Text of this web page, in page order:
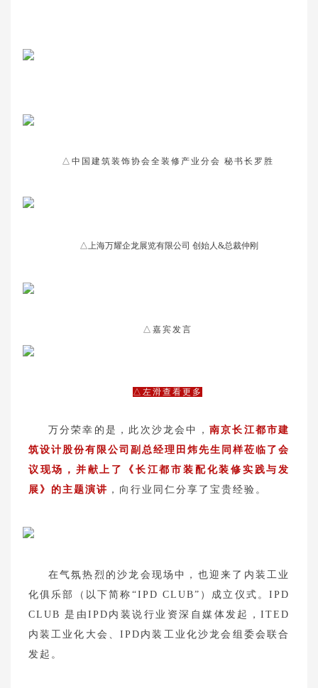
△中国建筑装饰协会全装修产业分会 秘书长罗胜
△上海万耀企龙展览有限公司 创始人&总裁仲刚
△嘉宾发言
△左滑查看更多
万分荣幸的是，此次沙龙会中， 南京长江都市建
筑设计股份有限公司副总经理田炜先生同样莅临了会
议现场，并献上了《长江都市装配化装修实践与发
展》的主题演讲 ，向行业同仁分享了宝贵经验。
在气氛热烈的沙龙会现场中，也迎来了内装工业
化俱乐部（以下简称“IPD CLUB”）成立仪式。IPD
CLUB 是由IPD内装说行业资深自媒体发起，ITED
内装工业化大会、IPD内装工业化沙龙会组委会联合
发起。